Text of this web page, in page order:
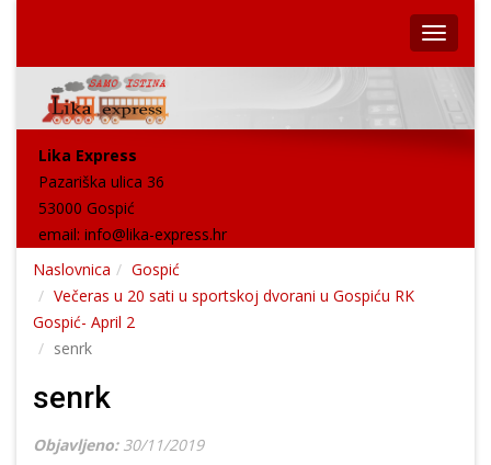
Lika Express
Pazariška ulica 36
53000 Gospić
email: info@lika-express.hr
Naslovnica
Gospić
Večeras u 20 sati u sportskoj dvorani u Gospiću RK
Gospić- April 2
senrk
senrk
Objavljeno: 30/11/2019